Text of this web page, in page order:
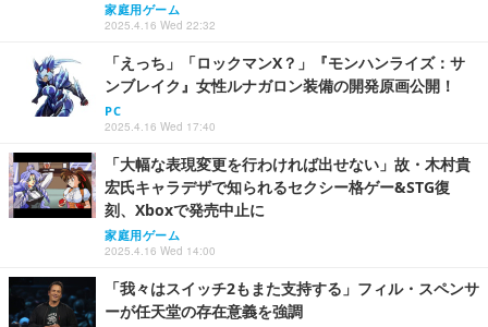
家庭用ゲーム
2025.4.16 Wed 22:32
「えっち」「ロックマンX？」『モンハンライズ：サ
ンブレイク』女性ルナガロン装備の開発原画公開！
PC
2025.4.16 Wed 17:40
「大幅な表現変更を行わければ出せない」故・木村貴
宏氏キャラデザで知られるセクシー格ゲー&STG復
刻、Xboxで発売中止に
家庭用ゲーム
2025.4.16 Wed 14:00
「我々はスイッチ2もまた支持する」フィル・スペンサ
ーが任天堂の存在意義を強調